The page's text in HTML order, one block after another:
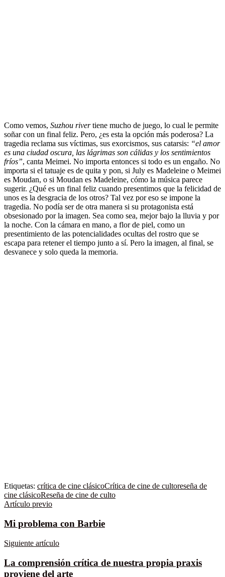
Como vemos, Suzhou rivertiene mucho de juego, lo cual le permite
soñar con un final feliz. Pero, ¿es esta la opción más poderosa? La
tragedia reclama sus víctimas, sus exorcismos, sus catarsis: “el amor
es una ciudad oscura, las lágrimas son cálidas y los sentimientos
fríos”, canta Meimei. No importa entonces si todo es un engaño. No
importa si el tatuaje es de quita y pon, si July es Madeleine o Meimei
es Moudan, o si Moudan es Madeleine, cómo la música parece
sugerir. ¿Qué es un final feliz cuando presentimos que la felicidad de
unos es la desgracia de los otros? Tal vez por eso se impone la
tragedia. No podía ser de otra manera si su protagonista está
obsesionado por la imagen. Sea como sea, mejor bajo la lluvia y por
la noche. Con la cámara en mano, a flor de piel, como un
presentimiento de las potencialidades ocultas del rostro que se
escapa para retener el tiempo junto a sí. Pero la imagen, al final, se
desvanece y solo queda la memoria.
Etiquetas: crítica de cine clásicoCrítica de cine de cultoreseña de
cine clásicoReseña de cine de culto
Artículo previo
Mi problema con Barbie
Siguiente artículo
La comprensión crítica de nuestra propia praxis
proviene del arte